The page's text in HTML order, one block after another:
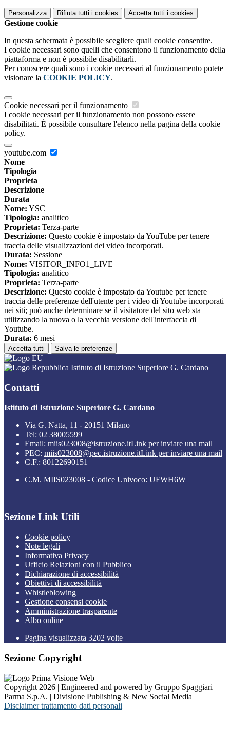
Personalizza Rifiuta tutti i cookies Accetta tutti i cookies
Gestione cookie
In questa schermata è possibile scegliere quali cookie consentire.
I cookie necessari sono quelli che consentono il funzionamento della
piattaforma e non è possibile disabilitarli.
Per conoscere quali sono i cookie necessari al funzionamento potete
visionare la COOKIE POLICY.
Cookie necessari per il funzionamento
I cookie necessari per il funzionamento non possono essere
disabilitati. È possibile consultare l'elenco nella pagina della cookie
policy.
youtube.com
Nome
Tipologia
Proprieta
Descrizione
Durata
Nome: YSC
Tipologia: analitico
Proprieta: Terza-parte
Descrizione: Questo cookie è impostato da YouTube per tenere
traccia delle visualizzazioni dei video incorporati.
Durata: Sessione
Nome: VISITOR_INFO1_LIVE
Tipologia: analitico
Proprieta: Terza-parte
Descrizione: Questo cookie è impostato da Youtube per tenere
traccia delle preferenze dell'utente per i video di Youtube incorporati
nei siti; può anche determinare se il visitatore del sito web sta
utilizzando la nuova o la vecchia versione dell'interfaccia di
Youtube.
Durata: 6 mesi
Accetta tutti Salva le preferenze
Istituto di Istruzione Superiore G. Cardano
Contatti
Istituto di Istruzione Superiore G. Cardano
Via G. Natta, 11 - 20151 Milano
Tel: 02 38005599
Email: miis023008@istruzione.itLink per inviare una mail
PEC: miis023008@pec.istruzione.itLink per inviare una mail
C.F.: 80122690151
C.M. MIIS023008 - Codice Univoco: UFWH6W
Sezione Link Utili
Cookie policy
Note legali
Informativa Privacy
Ufficio Relazioni con il Pubblico
Dichiarazione di accessibilità
Obiettivi di accessibilità
Whistleblowing
Gestione consensi cookie
Amministrazione trasparente
Albo online
Pagina visualizzata 3202 volte
Sezione Copyright
Copyright 2026 | Engineered and powered by Gruppo Spaggiari
Parma S.p.A. | Divisione Publishing & New Social Media
Disclaimer trattamento dati personali